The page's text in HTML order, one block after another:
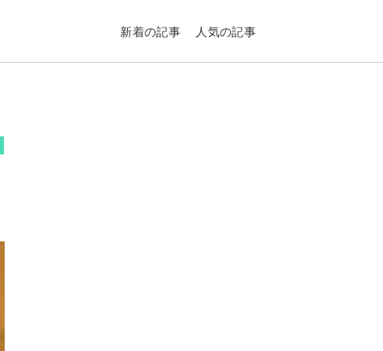
新着の記事 人気の記事